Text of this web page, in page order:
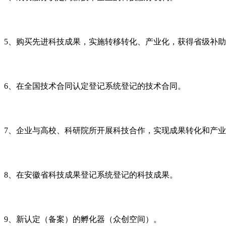
5 、购买先进科技成果，实施转移转化、产业化，获得省级补
6 、在全国技术合同认定登记系统登记的技术合同。
7 、企业与高校、科研院所开展科技合作，实现成果转化和产
8 、在安徽省科技成果登记系统登记的科技成果。
9 、新认定（备案）的孵化器（众创空间）。